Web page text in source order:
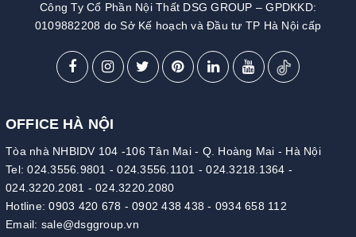
Công Ty Cổ Phần Nội Thất DSG GROUP – GPDKKD:
0109882208 do Sở Kế hoạch và Đầu tư TP Hà Nội cấp
OFFICE HÀ NỘI
Tòa nhà NHBIDV 104 -106 Tân Mai - Q. Hoàng Mai - Hà Nội
Tel:024.3556.9801 -024.3556.1101 -024.3218.1364 -
024.3220.2081 - 024.3220.2080
Hotline:0903 420 678 - 0902 438 438 - 0934 658 112
Email: sale@dsggroup.vn